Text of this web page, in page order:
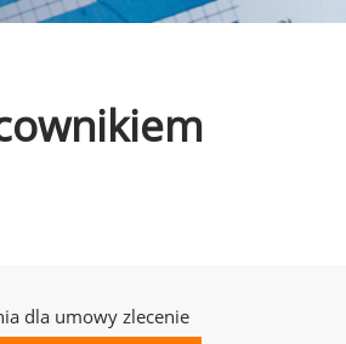
dla umowy zlecenie